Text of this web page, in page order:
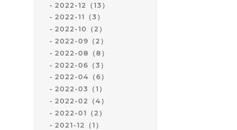
2022-12（13）
2022-11（3）
2022-10（2）
2022-09（2）
2022-08（8）
2022-06（3）
2022-04（6）
2022-03（1）
2022-02（4）
2022-01（2）
2021-12（1）